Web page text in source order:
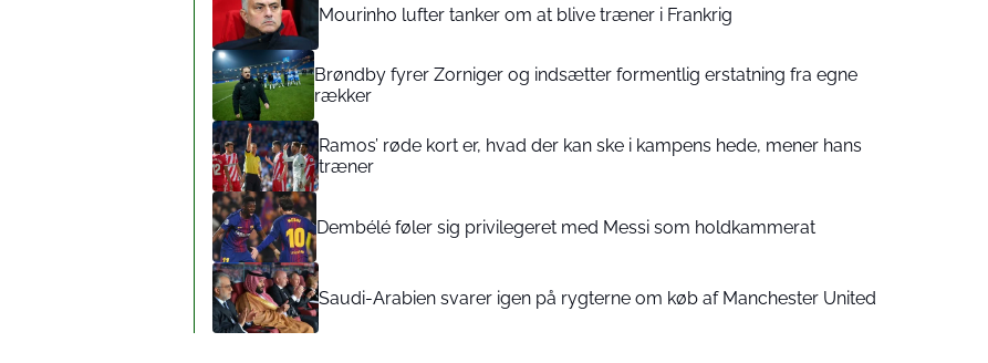
Mourinho lufter tanker om at blive træner i Frankrig
Brøndby fyrer Zorniger og indsætter formentlig erstatning fra egne
rækker
Ramos’ røde kort er, hvad der kan ske i kampens hede, mener hans
træner
Dembélé føler sig privilegeret med Messi som holdkammerat
Saudi-Arabien svarer igen på rygterne om køb af Manchester United